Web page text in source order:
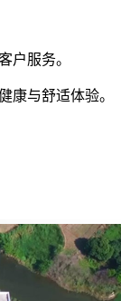
户服务。
康与舒适体验。